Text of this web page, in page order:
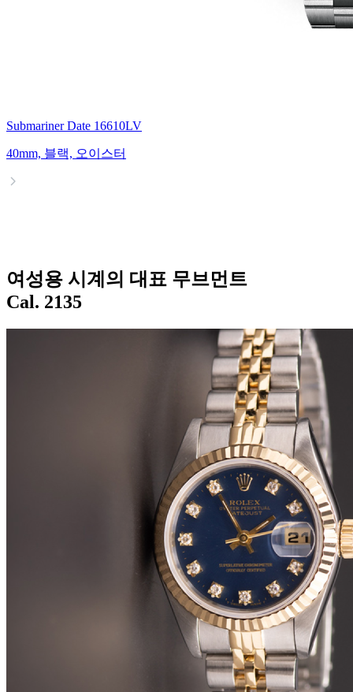
Submariner Date 16610LV
40mm, 블랙, 오이스터
여성용 시계의 대표 무브먼트
Cal. 2135